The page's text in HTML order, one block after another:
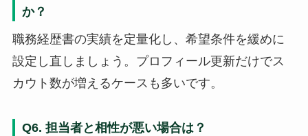
か？
職務経歴書の実績を定量化し、希望条件を緩めに
設定し直しましょう。プロフィール更新だけでス
カウト数が増えるケースも多いです。
Q6. 担当者と相性が悪い場合は？